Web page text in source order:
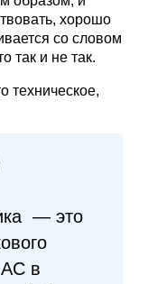
хорошо
со словом
так и не так.
техническое,
— это
АС в